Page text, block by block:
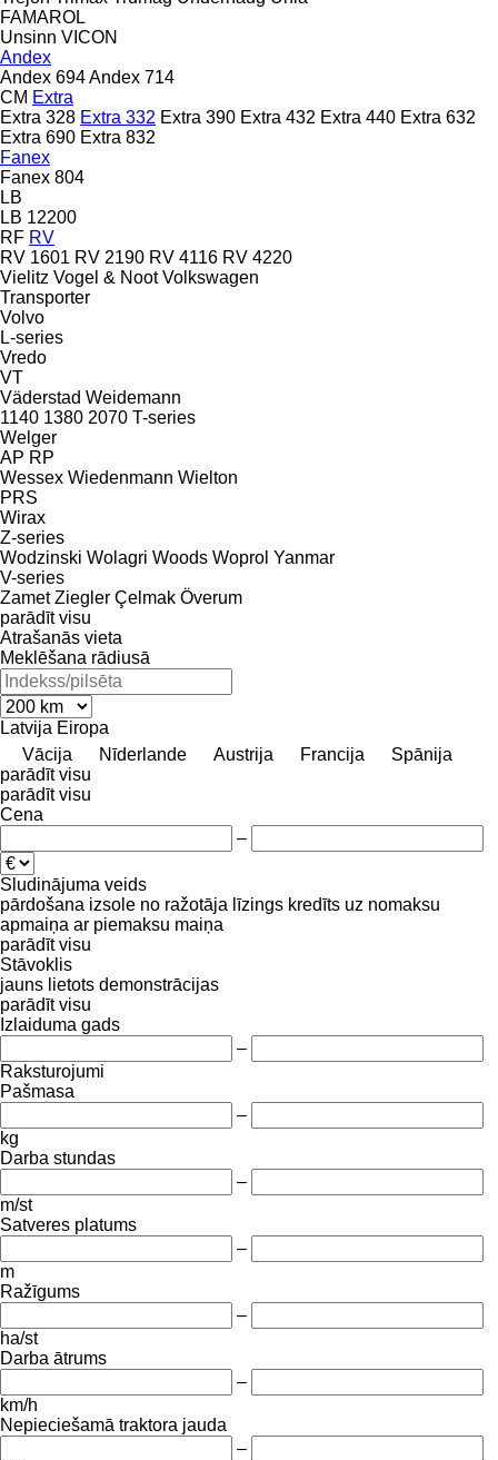
FAMAROL
Unsinn VICON
Andex
Andex 694Andex 714
CM Extra
Extra 328 Extra 332 Extra 390 Extra 432 Extra 440 Extra 632
Extra 690 Extra 832
Fanex
Fanex 804
LB
LB 12200
RF RV
RV 1601 RV 2190 RV 4116 RV 4220
Vielitz Vogel & Noot Volkswagen
Transporter
Volvo
L-series
Vredo
VT
Väderstad Weidemann
1140 1380 2070 T-series
Welger
AP RP
Wessex Wiedenmann Wielton
PRS
Wirax
Z-series
Wodzinski Wolagri Woods Woprol Yanmar
V-series
Zamet Ziegler Çelmak Överum
parādīt visu
Atrašanās vieta
Meklēšana rādiusā
Latvija Eiropa
Vācija
Nīderlande Austrija Francija
Spānija
parādīt visu
parādīt visu
Cena
–
Sludinājuma veids
pārdošana izsole no ražotāja līzings kredīts uz nomaksu
apmaiņa ar piemaksu maiņa
parādīt visu
Stāvoklis
jauns lietots demonstrācijas
parādīt visu
Izlaiduma gads
–
Raksturojumi
Pašmasa
–
kg
Darba stundas
–
m/st
Satveres platums
–
m
Ražīgums
–
ha/st
Darba ātrums
–
km/h
Nepieciešamā traktora jauda
–